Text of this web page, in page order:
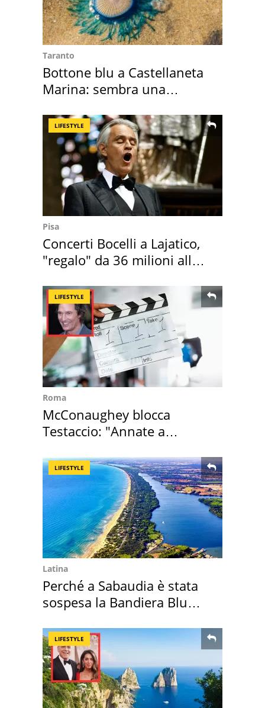
Taranto
Bottone blu a Castellaneta
Marina: sembra una
LIFESTYLE
Pisa
Concerti Bocelli a Lajatico,
"regalo" da 36 milioni alla
LIFESTYLE
Roma
McConaughey blocca
Testaccio: "Annate a
LIFESTYLE
Latina
Perché a Sabaudia è stata
sospesa la Bandiera Blu
LIFESTYLE